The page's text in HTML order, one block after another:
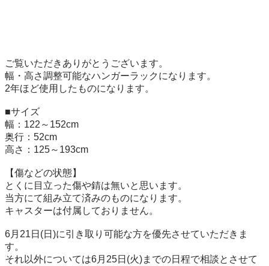
ご覧いただきありがとうございます。
幅・高さ調整可能なハンガーラックになります。
2年ほど使用したものになります。
■サイズ
幅：122～152cm
奥行：52cm
高さ：125～193cm
【傷などの状態】
とくに目立った傷や錆は無いと思います。
当方にて組み立て済みのものになります。
キャスターは付属しておりません。
6月21日(日)に引き取り可能な方を優先させていただきま
す。
それ以外については6月25日(火)までの日程で相談とさせて